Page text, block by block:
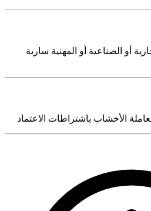
أو الصناعية أو المهنية سارية
الأخشاب باشتراطات الاعتماد